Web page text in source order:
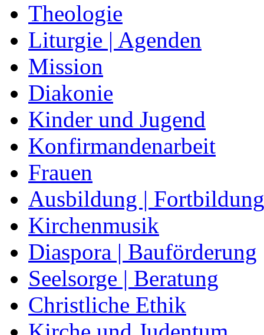
Theologie
Liturgie | Agenden
Mission
Diakonie
Kinder und Jugend
Konfirmandenarbeit
Frauen
Ausbildung | Fortbildung
Kirchenmusik
Diaspora | Bauförderung
Seelsorge | Beratung
Christliche Ethik